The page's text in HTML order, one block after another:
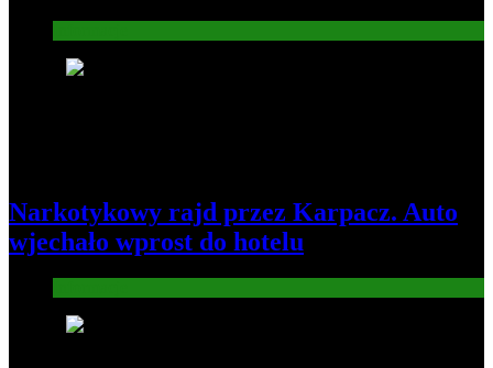
Narkotykowy rajd przez Karpacz. Auto
wjechało wprost do hotelu